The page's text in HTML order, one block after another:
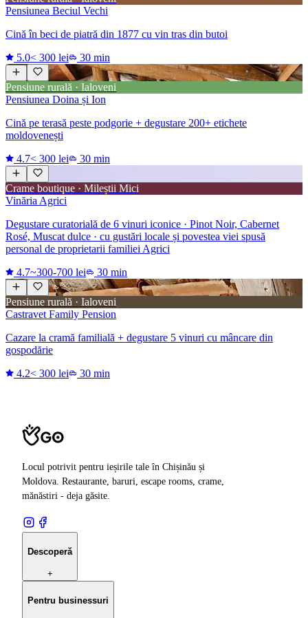
Pensiunea Beciul Vechi
Cină în beci de piatră din 1877 cu vin tras din butoi
5.0< 300 lei 30 min
Pensiune rurală · Ialoveni
Pensiunea Doina și Ion
Cină pe terasă peste podgorie + degustare 200+ etichete
moldovenești
4.7< 300 lei 30 min
Crame boutique · Mileștii Mici
Vinăria Agrici
Degustare curatorială de 6 vinuri iconice · Pinot Noir, Cabernet
Rosé, Muscat dulce · cu gustări locale și povestea viei spusă
personal de proprietarii familiei Agrici
4.7~300-700 lei 30 min
Pensiune rurală · Ialoveni
Castravet Family Pension
Cazare la cramă familială + degustare 5 vinuri cu mâncare din
gospodărie
4.2< 300 lei 30 min
Locul potrivit pentru ieșirile tale în Chișinău și
Moldova. Restaurante, baruri, escape rooms, crame,
mănăstiri - deja găsite.
Descoperă
+
Pentru businessuri